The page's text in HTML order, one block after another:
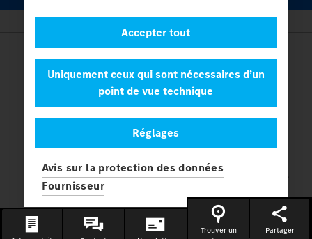
Réglages
Uniquement ceux qui sont nécessaires d’un
point de vue technique
Accepter tout
Avis sur la protection des données
Fournisseur
Provider
Legal Notice
Contact
Protection des données
Paramètres
© 2026 Daimler Truck AG. Tous les droits sont réservés.
Mercedes-Benz sont des marques deMercedes-Benz Group AG.
Trouver un
Partager